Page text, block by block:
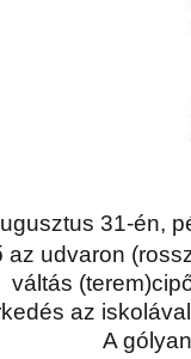
31-én,
udvaron
váltás
az
A